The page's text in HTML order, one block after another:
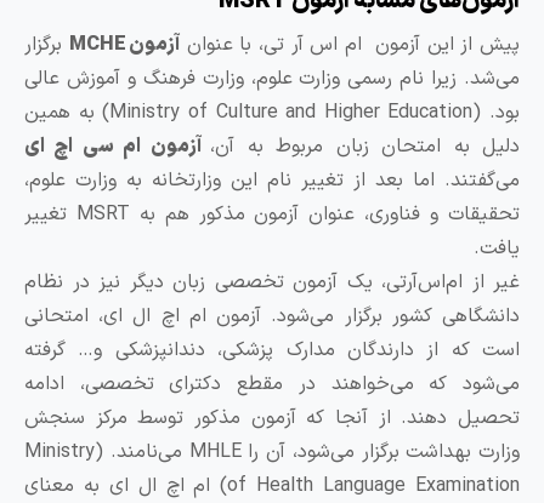
از این آزمون ام اس آر تی، با عنوانآزمون MCHE
برگزار
زیرا نام رسمی وزارت علوم، وزارت فرهنگ و آموزش عالی
بود. (Ministry of Culture and Higher Education) به همین
به امتحان زبان مربوط به آن، آزمون ام سی اچ ای
اما بعد از تغییر نام این وزارتخانه به وزارت علوم،
تحقیقات و فناوری، عنوان آزمون مذکور هم به MSRT تغییر
از ام‌اس‌آرتی، یک آزمون تخصصی زبان دیگر نیز در نظام
کشور برگزار می‌شود. آزمون ام اچ ال ای، امتحانی
که از دارندگان مدارک پزشکی، دندانپزشکی و… گرفته
که می‌خواهند در مقطع دکترای تخصصی، ادامه
دهند. از آنجا که آزمون مذکور توسط مرکز سنجش
وزارت بهداشت برگزار می‌شود، آن را MHLE می‌نامند. (Ministry
of Health Language Examination) ام اچ ال ای به معنای